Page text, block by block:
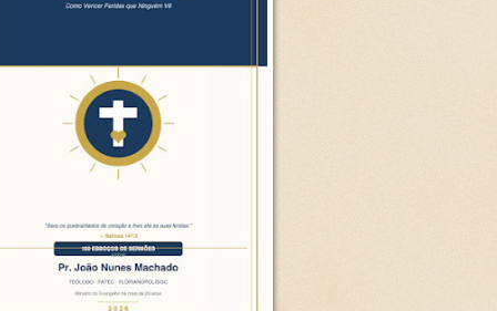
G
G
letra G